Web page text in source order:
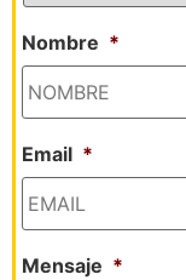
Nombre *
Email *
Mensaje *